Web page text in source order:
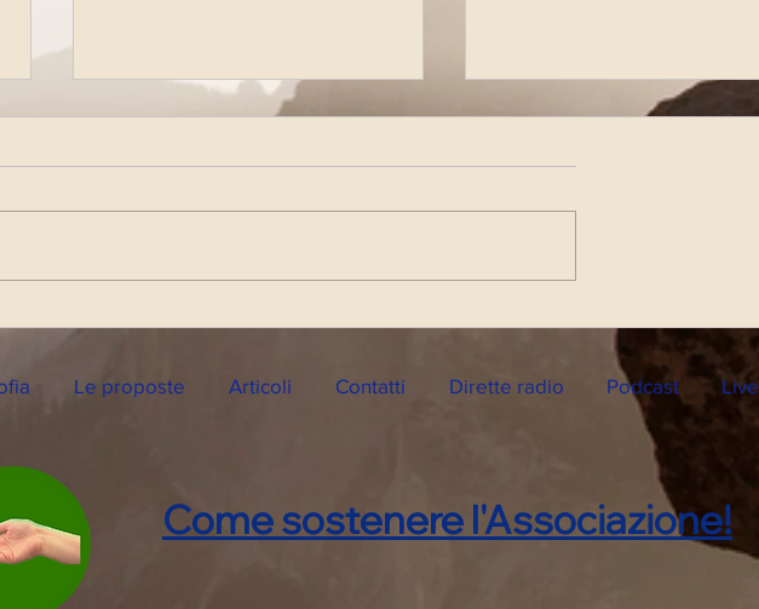
Lunedì 14 Ottobre 2024
Le proposte Articoli Contatti Dirette radio Podcast Live
Come sostenere l'Associazione!